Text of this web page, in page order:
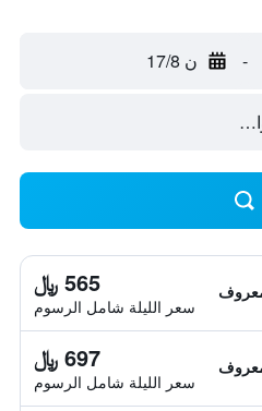
- ن 17/8
565 ﷼
سعر الليلة شامل الرسوم
697 ﷼
سعر الليلة شامل الرسوم